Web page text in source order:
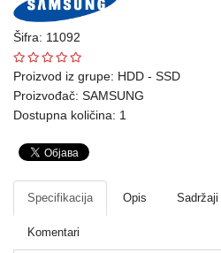
Telefoni
oprema
Mrežna
oprema
Gaming
Fotoaparati
i
kamere
Šifra: 11092
Proizvod iz grupe: HDD - SSD
Proizvođač: SAMSUNG
Dostupna količina: 1
Specifikacija Opis Sadržaji
Komentari